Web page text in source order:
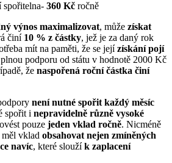
spořitelna- 360 Kč ročně
výnos maximalizovat, může získat
činí 10 % z částky, jež je za daný rok
mít na paměti, že se jejízískání pojí
podporu od státu v hodnotě 2000 Kč
že naspořená roční částka činí
není nutné spořit každý měsíc
spořit i nepravidelně různě vysoké
pouze jeden vklad ročně. Nicméně
vklad obsahovat nejen zmíněných
navíc, které sloužík zaplacení